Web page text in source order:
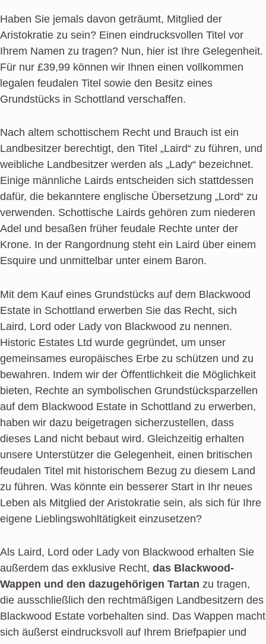
Haben Sie jemals davon geträumt, Mitglied der
Aristokratie zu sein? Einen eindrucksvollen Titel vor
Ihrem Namen zu tragen? Nun, hier ist Ihre Gelegenheit.
Für nur £39,99 können wir Ihnen einen vollkommen
legalen feudalen Titel sowie den Besitz eines
Grundstücks in Schottland verschaffen.
Nach altem schottischem Recht und Brauch ist ein
Landbesitzer berechtigt, den Titel „Laird“ zu führen, und
weibliche Landbesitzer werden als „Lady“ bezeichnet.
Einige männliche Lairds entscheiden sich stattdessen
dafür, die bekanntere englische Übersetzung „Lord“ zu
verwenden. Schottische Lairds gehören zum niederen
Adel und besaßen früher feudale Rechte unter der
Krone. In der Rangordnung steht ein Laird über einem
Esquire und unmittelbar unter einem Baron.
Mit dem Kauf eines Grundstücks auf dem Blackwood
Estate in Schottland erwerben Sie das Recht, sich
Laird, Lord oder Lady von Blackwood zu nennen.
Historic Estates Ltd wurde gegründet, um unser
gemeinsames europäisches Erbe zu schützen und zu
bewahren. Indem wir der Öffentlichkeit die Möglichkeit
bieten, Rechte an symbolischen Grundstücksparzellen
auf dem Blackwood Estate in Schottland zu erwerben,
haben wir dazu beigetragen sicherzustellen, dass
dieses Land nicht bebaut wird. Gleichzeitig erhalten
unsere Unterstützer die Gelegenheit, einen britischen
feudalen Titel mit historischem Bezug zu diesem Land
zu führen. Was könnte ein besserer Start in Ihr neues
Leben als Mitglied der Aristokratie sein, als sich für Ihre
eigene Lieblingswohltätigkeit einzusetzen?
Als Laird, Lord oder Lady von Blackwood erhalten Sie
außerdem das exklusive Recht, das Blackwood-
Wappen und den dazugehörigen Tartan zu tragen,
die ausschließlich den rechtmäßigen Landbesitzern des
Blackwood Estate vorbehalten sind. Das Wappen macht
sich äußerst eindrucksvoll auf Ihrem Briefpapier und